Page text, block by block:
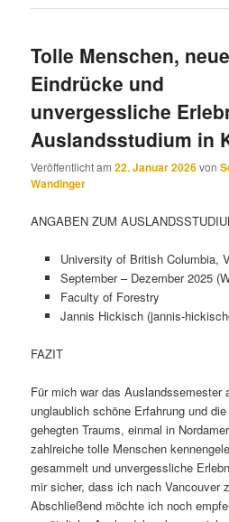
Tolle Menschen, neue
Eindrücke und
unvergessliche
Auslandsstudium in
Veröffentlicht am22. Januar 2026von
Wandinger
ANGABEN ZUM
University of British Columbia,
September – Dezember 2025
Faculty of Forestry
Jannis Hickisch (jannis-
FAZIT
Für mich war das Auslandssemester
unglaublich schöne Erfahrung und
gehegten Traums, einmal in
zahlreiche tolle Menschen
gesammelt und unvergessliche
mir sicher, dass ich nach Vancouver
Abschließend möchte ich noch